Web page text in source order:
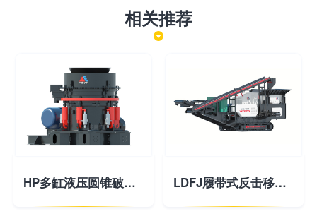
相关推荐
HP多缸液压圆锥破碎机 LDFJ履带式反击移动破碎站